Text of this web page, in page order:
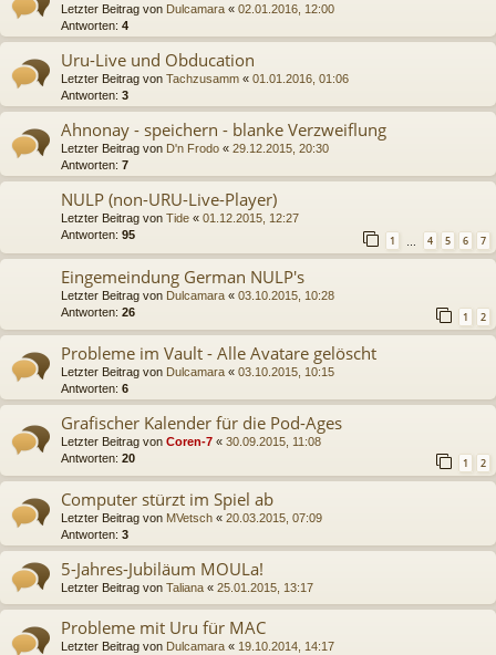
Letzter Beitrag von Dulcamara « 02.01.2016, 12:00
Antworten: 4
Uru-Live und Obducation
Letzter Beitrag von Tachzusamm « 01.01.2016, 01:06
Antworten: 3
Ahnonay - speichern - blanke Verzweiflung
Letzter Beitrag von D'n Frodo « 29.12.2015, 20:30
Antworten: 7
NULP (non-URU-Live-Player)
Letzter Beitrag von Tide « 01.12.2015, 12:27
Antworten: 95 1 4 5 6 7
Eingemeindung German NULP's
Letzter Beitrag von Dulcamara « 03.10.2015, 10:28
Antworten: 26 1 2
Probleme im Vault - Alle Avatare gelöscht
Letzter Beitrag von Dulcamara « 03.10.2015, 10:15
Antworten: 6
Grafischer Kalender für die Pod-Ages
Letzter Beitrag von Coren-7 « 30.09.2015, 11:08
Antworten: 20 1 2
Computer stürzt im Spiel ab
Letzter Beitrag von MVetsch « 20.03.2015, 07:09
Antworten: 3
5-Jahres-Jubiläum MOULa!
Letzter Beitrag von Taliana « 25.01.2015, 13:17
Probleme mit Uru für MAC
Letzter Beitrag von Dulcamara « 19.10.2014, 14:17